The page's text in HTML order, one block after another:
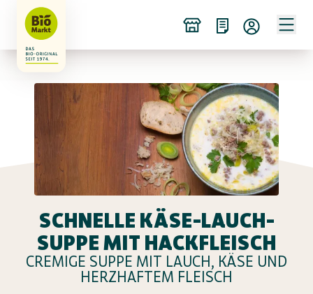
SCHNELLE KÄSE-LAUCH-
SUPPE MIT HACKFLEISCH
CREMIGE SUPPE MIT LAUCH, KÄSE UND
HERZHAFTEM FLEISCH